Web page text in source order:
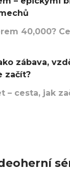
40,000?
zábava,
začít?
– cesta, jak